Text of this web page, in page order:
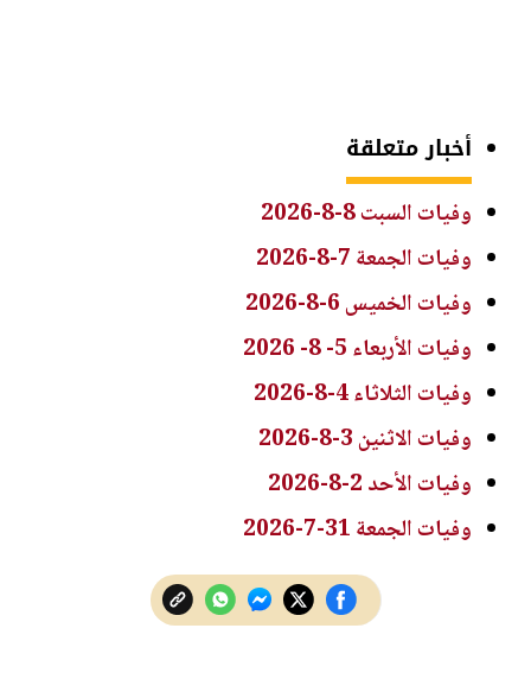
أخبار متعلقة
وفيات السبت 8-8-2026
وفيات الجمعة 7-8-2026
وفيات الخميس 6-8-2026
وفيات الأربعاء 5- 8- 2026
وفيات الثلاثاء 4-8-2026
وفيات الاثنين 3-8-2026
وفيات الأحد 2-8-2026
وفيات الجمعة 31-7-2026